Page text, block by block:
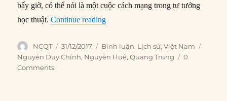
bấy giờ, có thể nói là một cuộc cách mạng trong tư tưởng
học thuật.Continue reading“Những nghi vấn về triều đại Quang
Author
NCQT
Posted
on
31/12/2017 Categories
Bình luận, Lịch sử,Việt Nam
Nguyễn Duy Chính, Nguyễn Huệ,Quang Trung
0
Comments